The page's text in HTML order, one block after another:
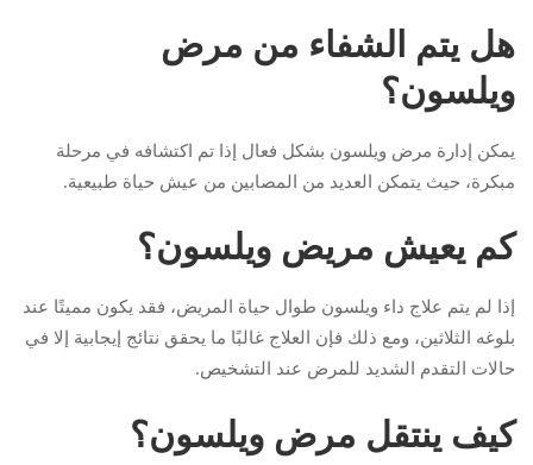
هل يتم الشفاء من مرض
ويلسون؟
يمكن إدارة مرض ويلسون بشكل فعال إذا تم اكتشافه في مرحلة
مبكرة، حيث يتمكن العديد من المصابين من عيش حياة طبيعية.
كم يعيش مريض ويلسون؟
إذا لم يتم علاج داء ويلسون طوال حياة المريض، فقد يكون مميتًا عند
بلوغه الثلاثين، ومع ذلك فإن العلاج غالبًا ما يحقق نتائج إيجابية إلا في
حالات التقدم الشديد للمرض عند التشخيص.
كيف ينتقل مرض ويلسون؟